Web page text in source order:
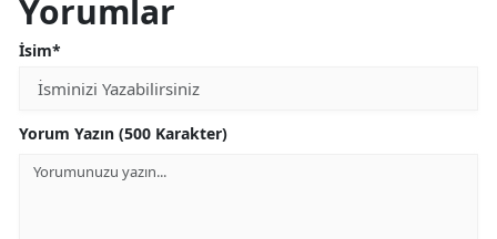
Yorumlar
İsim*
Yorum Yazın (500 Karakter)